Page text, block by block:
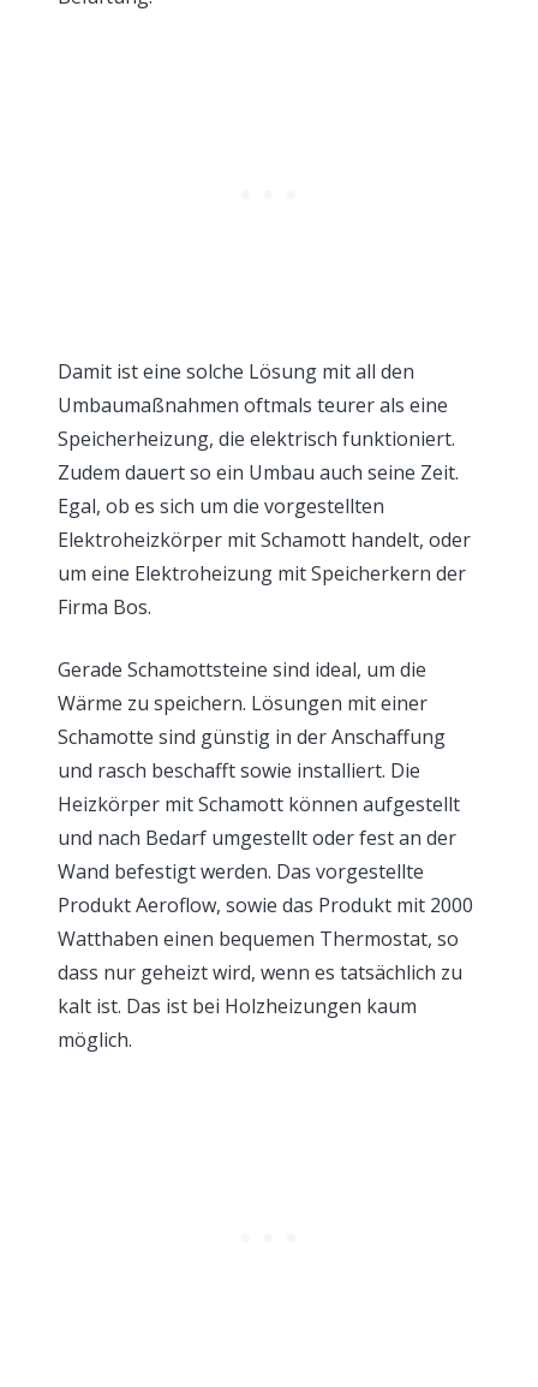
Damit ist eine solche Lösung mit all den
Umbaumaßnahmen oftmals teurer als eine
Speicherheizung, die elektrisch funktioniert.
Zudem dauert so ein Umbau auch seine Zeit.
Egal, ob es sich um die vorgestellten
Elektroheizkörper mit Schamott handelt, oder
um eine Elektroheizung mit Speicherkern der
Firma Bos.
Gerade Schamottsteine sind ideal, um die
Wärme zu speichern. Lösungen mit einer
Schamotte sind günstig in der Anschaffung
und rasch beschafft sowie installiert. Die
Heizkörper mit Schamott können aufgestellt
und nach Bedarf umgestellt oder fest an der
Wand befestigt werden. Das vorgestellte
Produkt Aeroflow, sowie das Produkt mit 2000
Watthaben einen bequemen Thermostat, so
dass nur geheizt wird, wenn es tatsächlich zu
kalt ist. Das ist bei Holzheizungen kaum
möglich.